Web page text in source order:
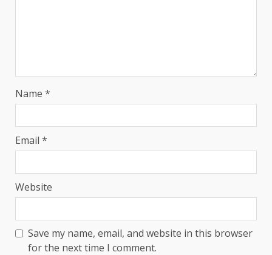
Name *
Email *
Website
Save my name, email, and website in this browser
for the next time I comment.